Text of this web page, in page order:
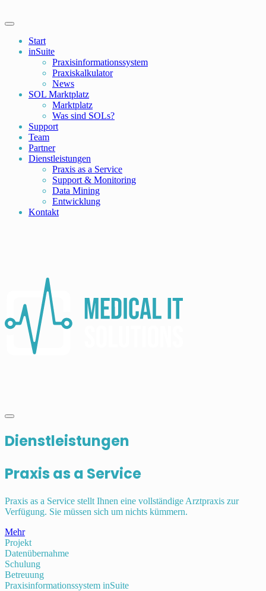
Start
inSuite
Praxisinformationssystem
Praxiskalkulator
News
SOL Marktplatz
Marktplatz
Was sind SOLs?
Support
Team
Partner
Dienstleistungen
Praxis as a Service
Support & Monitoring
Data Mining
Entwicklung
Kontakt
Dienstleistungen
Praxis as a Service
Praxis as a Service stellt Ihnen eine vollständige Arztpraxis zur
Verfügung. Sie müssen sich um nichts kümmern.
Mehr
Projekt
Datenübernahme
Schulung
Betreuung
Praxisinformationssystem inSuite